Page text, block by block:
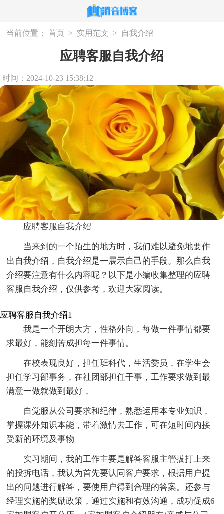
当前位置： 首页 > 实用范文 > 自我介绍
应聘客服自我介绍
时间：2024-10-23 15:38:12
应聘客服自我介绍
当来到的一个陌生的地方时，我们难以避免地要作
出自我介绍，自我介绍是一展示自己的手段。那么自我
介绍要注意有什么内容呢？以下是小编收集整理的应聘
客服自我介绍，仅供参考，欢迎大家阅读。
应聘客服自我介绍1
我是一个开朗大方，性格外向，每做一件事情都要
求最好，能刻苦成担每一件事情。
在校表现良好，担任班科代，生活委员，在学生会
担任学习部事务，在社团部担任干事，工作要求做到最
满意一做就做到最好，
自觉服从公司要求和纪律，熟悉运用本专业知识，
掌握课外知识本能，带着激情去工作，可在短时间内接
受新的环境及事物
实习期间，我的工作主要是解答客服主管拔打上来
的投拆电话，我认为首先要认同客户要求，根据用户提
出的问题进行解答，要使用户得到合理的答案。还参与
经理实施的奖励政策，通过实施和有效沟通，成功促成6